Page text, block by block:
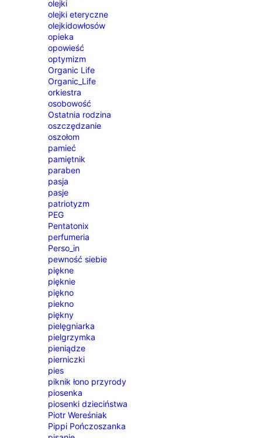
olejki
olejki eteryczne
olejkidowłosów
opieka
opowieść
optymizm
Organic Life
Organic_Life
orkiestra
osobowość
Ostatnia rodzina
oszczędzanie
oszołom
pamieć
pamiętnik
paraben
pasja
pasje
patriotyzm
PEG
Pentatonix
perfumeria
Perso_in
pewność siebie
piękne
pięknie
piękno
piekno
piękny
pielęgniarka
pielgrzymka
pieniądze
pierniczki
pies
piknik łono przyrody
piosenka
piosenki dzieciństwa
Piotr Wereśniak
Pippi Pończoszanka